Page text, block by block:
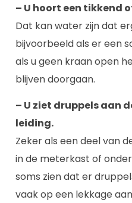
– U hoort een tikkend
Dat kan water zijn dat
bijvoorbeeld als er een
als u geen kraan open
blijven doorgaan.
– U ziet druppels aan
leiding.
Zeker als een deel van
in de meterkast of
soms zien dat er
vaak op een lekkage